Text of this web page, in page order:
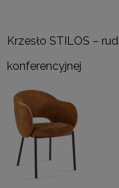
Krzesło STILOS –
konferencyjnej